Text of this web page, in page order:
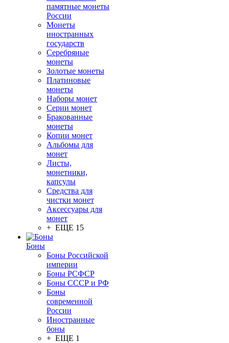
памятные монеты
России
Монеты
иностранных
государств
Серебряные
монеты
Золотые монеты
Платиновые
монеты
Наборы монет
Серии монет
Бракованные
монеты
Копии монет
Альбомы для
монет
Листы,
монетники,
капсулы
Средства для
чистки монет
Аксессуары для
монет
+ ЕЩЕ 15
Боны
Боны Российской
империи
Боны РСФСР
Боны СССР и РФ
Боны
современной
России
Иностранные
боны
+ ЕЩЕ 1